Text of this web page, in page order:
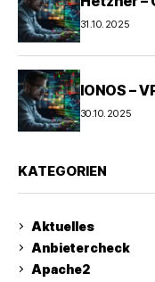
31.10.2025
IONOS –
30.10.2025
KATEGORIEN
Aktuelles
Anbietercheck
Apache2